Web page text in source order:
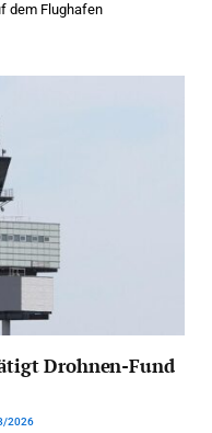
dem Flughafen
Drohnen-Fund
2026